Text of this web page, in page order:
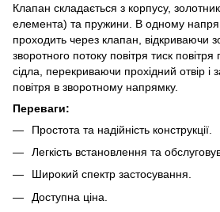
Клапан складається з корпусу,
елемента) та пружини. В одному
проходить через клапан, відкриваючи
зворотного потоку повітря тиск
сідла, перекриваючи прохідний отвір і
повітря в зворотному напрямку.
Переваги:
Простота та надійність конструкції.
Легкість встановлення та
Широкий спектр застосування.
Доступна ціна.